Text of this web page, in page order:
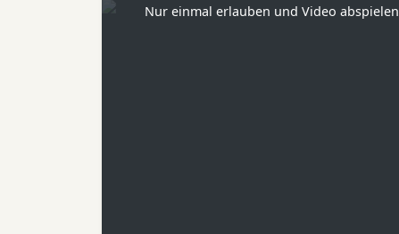
Nur einmal erlauben und Video abspielen